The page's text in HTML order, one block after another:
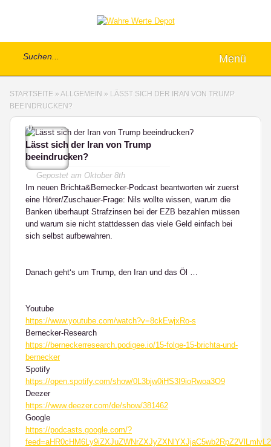
Menü
STARTSEITE » ALLGEMEIN » LÄSST SICH DER IRAN VON TRUMP
BEEINDRUCKEN?
0
Lässt sich der Iran von Trump
beeindrucken?
Gepostet am Oktober 8th
Im neuen Brichta&Bernecker-Podcast beantworten wir zuerst
eine Hörer/Zuschauer-Frage: Nils wollte wissen, warum die
Banken überhaupt Strafzinsen bei der EZB bezahlen müssen
und warum sie nicht stattdessen das viele Geld einfach bei
sich selbst aufbewahren.
Danach geht‘s um Trump, den Iran und das Öl …
Youtube
https://www.youtube.com/watch?v=8ckEwjxRo-s
Bernecker-Research
https://berneckerresearch.podigee.io/15-folge-15-brichta-und-
bernecker
Spotify
https://open.spotify.com/show/0L3bjw0iHS3I9ioRwoa3O9
Deezer
https://www.deezer.com/de/show/381462
Google
https://podcasts.google.com/?